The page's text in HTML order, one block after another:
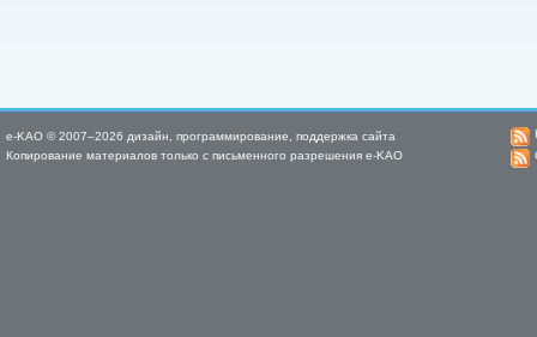
e-KAO © 2007–2026 дизайн, программирование, поддержка сайта
Копирование материалов только с письменного разрешения e-KAO